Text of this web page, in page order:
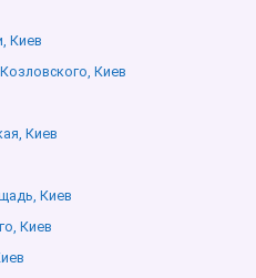
Киев
Киев
Киев
Киев
Киев